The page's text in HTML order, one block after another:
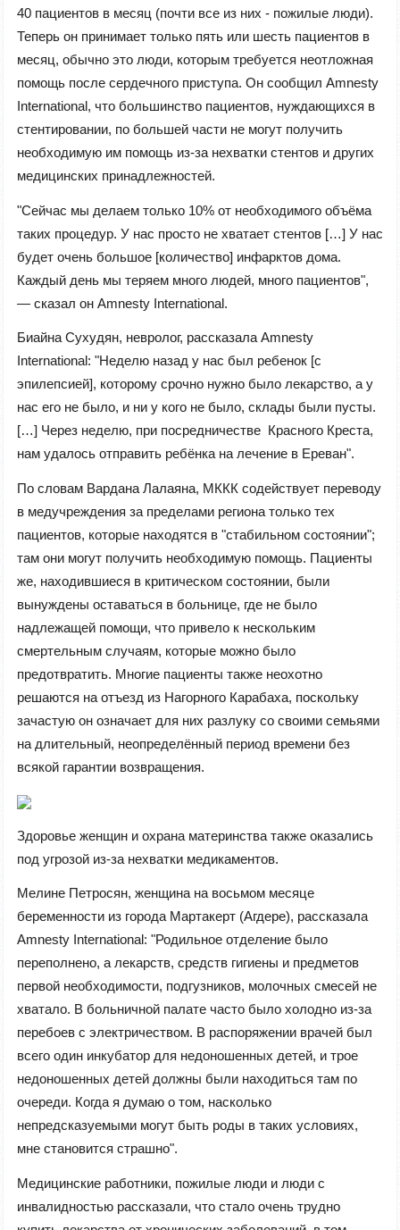
40 пациентов в месяц (почти все из них - пожилые люди).
Теперь он принимает только пять или шесть пациентов в
месяц, обычно это люди, которым требуется неотложная
помощь после сердечного приступа. Он сообщил Amnesty
International, что большинство пациентов, нуждающихся в
стентировании, по большей части не могут получить
необходимую им помощь из-за нехватки стентов и других
медицинских принадлежностей.
"Сейчас мы делаем только 10% от необходимого объёма
таких процедур. У нас просто не хватает стентов […] У нас
будет очень большое [количество] инфарктов дома.
Каждый день мы теряем много людей, много пациентов",
— сказал он Amnesty International.
Биайна Сухудян, невролог, рассказала Amnesty
International: "Неделю назад у нас был ребенок [с
эпилепсией], которому срочно нужно было лекарство, а у
нас его не было, и ни у кого не было, склады были пусты.
[…] Через неделю, при посредничестве Красного Креста,
нам удалось отправить ребёнка на лечение в Ереван".
По словам Вардана Лалаяна, МККК содействует переводу
в медучреждения за пределами региона только тех
пациентов, которые находятся в "стабильном состоянии";
там они могут получить необходимую помощь. Пациенты
же, находившиеся в критическом состоянии, были
вынуждены оставаться в больнице, где не было
надлежащей помощи, что привело к нескольким
смертельным случаям, которые можно было
предотвратить. Многие пациенты также неохотно
решаются на отъезд из Нагорного Карабаха, поскольку
зачастую он означает для них разлуку со своими семьями
на длительный, неопределённый период времени без
всякой гарантии возвращения.
Здоровье женщин и охрана материнства также оказались
под угрозой из-за нехватки медикаментов.
Мелине Петросян, женщина на восьмом месяце
беременности из города Мартакерт (Агдере), рассказала
Amnesty International: "Родильное отделение было
переполнено, а лекарств, средств гигиены и предметов
первой необходимости, подгузников, молочных смесей не
хватало. В больничной палате часто было холодно из-за
перебоев с электричеством. В распоряжении врачей был
всего один инкубатор для недоношенных детей, и трое
недоношенных детей должны были находиться там по
очереди. Когда я думаю о том, насколько
непредсказуемыми могут быть роды в таких условиях,
мне становится страшно".
Медицинские работники, пожилые люди и люди с
инвалидностью рассказали, что стало очень трудно